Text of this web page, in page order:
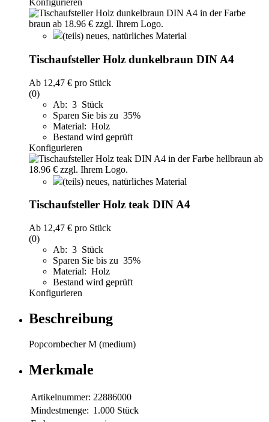
Konfigurieren
(teils) neues, natürliches Material
Tischaufsteller Holz dunkelbraun DIN A4
Ab 12,47 € pro Stück
(0)
Ab: 3 Stück
Sparen Sie bis zu 35%
Material: Holz
Bestand wird geprüft
Konfigurieren
(teils) neues, natürliches Material
Tischaufsteller Holz teak DIN A4
Ab 12,47 € pro Stück
(0)
Ab: 3 Stück
Sparen Sie bis zu 35%
Material: Holz
Bestand wird geprüft
Konfigurieren
Beschreibung
Popcornbecher M (medium)
Merkmale
Artikelnummer: 22886000
Mindestmenge: 1.000 Stück